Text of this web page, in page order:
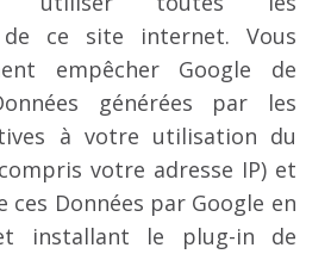
de ce site internet. Vous
empêcher Google de
générées par les
à votre utilisation du
votre adresse IP) et
Données par Google en
installant le plug-in de